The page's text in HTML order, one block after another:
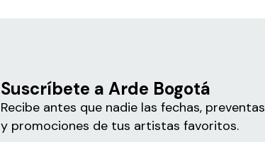
Suscríbete a Arde Bogotá
Recibe antes que nadie las fechas, preventas
y promociones de tus artistas favoritos.